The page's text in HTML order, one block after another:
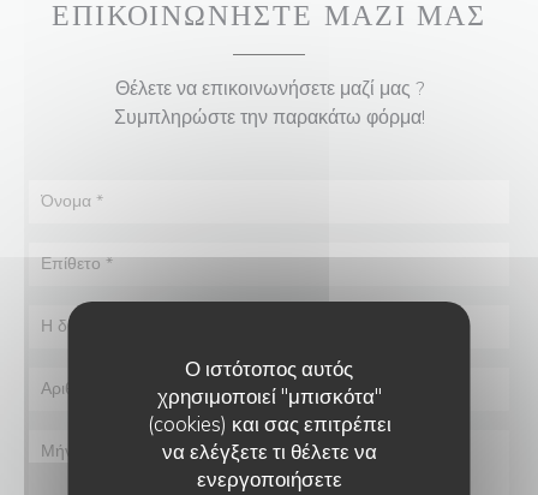
Ο ιστότοπος αυτός
χρησιμοποιεί "μπισκότα"
(cookies) και σας επιτρέπει
να ελέγξετε τι θέλετε να
ενεργοποιήσετε
ΕΠΙΚΟΙΝΩΝΉΣΤΕ ΜΑΖΊ ΜΑΣ
Θέλετε να επικοινωνήσετε μαζί μας ?
Συμπληρώστε την παρακάτω φόρμα!